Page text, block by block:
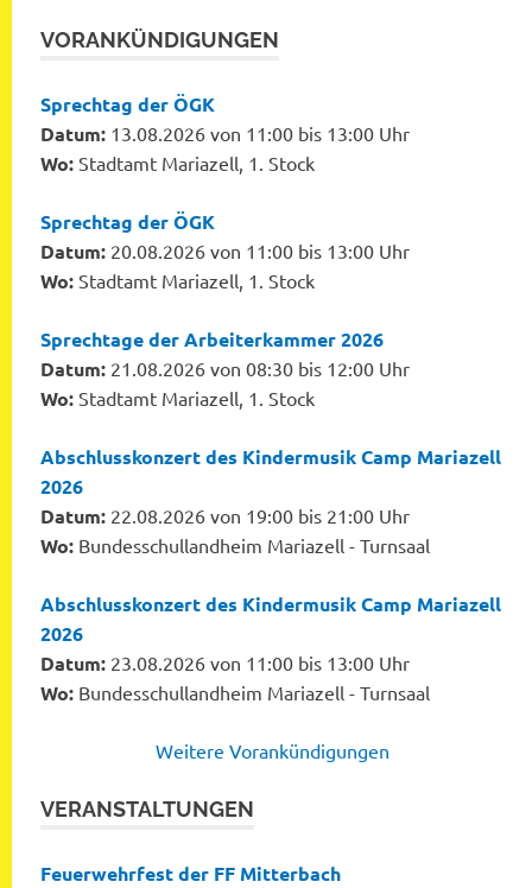
VORANKÜNDIGUNGEN
Sprechtag der ÖGK
Datum: 13.08.2026 von 11:00 bis 13:00 Uhr
Wo: Stadtamt Mariazell, 1. Stock
Sprechtag der ÖGK
Datum: 20.08.2026 von 11:00 bis 13:00 Uhr
Wo: Stadtamt Mariazell, 1. Stock
Sprechtage der Arbeiterkammer 2026
Datum: 21.08.2026 von 08:30 bis 12:00 Uhr
Wo: Stadtamt Mariazell, 1. Stock
Abschlusskonzert des Kindermusik Camp Mariazell
2026
Datum: 22.08.2026 von 19:00 bis 21:00 Uhr
Wo: Bundesschullandheim Mariazell - Turnsaal
Abschlusskonzert des Kindermusik Camp Mariazell
2026
Datum: 23.08.2026 von 11:00 bis 13:00 Uhr
Wo: Bundesschullandheim Mariazell - Turnsaal
Weitere Vorankündigungen
VERANSTALTUNGEN
Feuerwehrfest der FF Mitterbach